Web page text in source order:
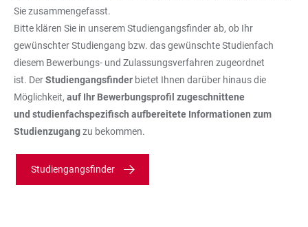
Sie zusammengefasst.
Bitte klären Sie in unserem Studiengangsfinder ab, ob Ihr
gewünschter Studiengang bzw. das gewünschte Studienfach
diesem Bewerbungs- und Zulassungsverfahren zugeordnet
ist. DerStudiengangsfinder bietet Ihnen darüber hinaus die
Möglichkeit, auf Ihr Bewerbungsprofil zugeschnittene
und studienfachspezifisch aufbereitete Informationen zum
Studienzugangzu bekommen.
Studiengangsfinder